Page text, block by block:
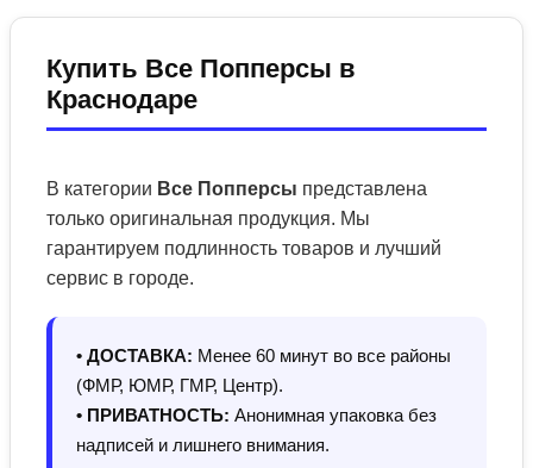
Купить Все Попперсы в
Краснодаре
В категории Все Попперсы представлена
только оригинальная продукция. Мы
гарантируем подлинность товаров и лучший
сервис в городе.
• ДОСТАВКА: Менее 60 минут во все районы
(ФМР, ЮМР, ГМР, Центр).
• ПРИВАТНОСТЬ: Анонимная упаковка без
надписей и лишнего внимания.